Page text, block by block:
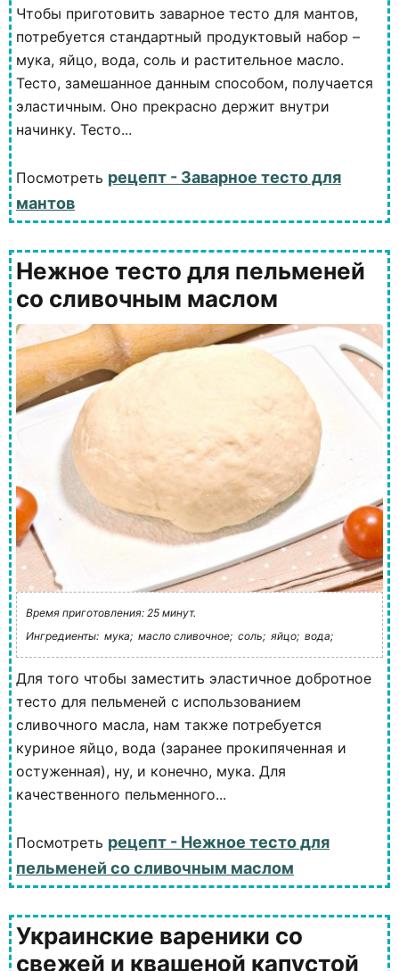
Чтобы приготовить заварное тесто для мантов,
потребуется стандартный продуктовый набор –
мука, яйцо, вода, соль и растительное масло.
Тесто, замешанное данным способом, получается
эластичным. Оно прекрасно держит внутри
начинку. Тесто...
Посмотреть рецепт - Заварное тесто для
мантов
Нежное тесто для пельменей
со сливочным маслом
Время приготовления: 25 минут.
Ингредиенты: мука; масло сливочное; соль; яйцо; вода;
Для того чтобы заместить эластичное добротное
тесто для пельменей с использованием
сливочного масла, нам также потребуется
куриное яйцо, вода (заранее прокипяченная и
остуженная), ну, и конечно, мука. Для
качественного пельменного...
Посмотреть рецепт - Нежное тесто для
пельменей со сливочным маслом
Украинские вареники со
свежей и квашеной капустой